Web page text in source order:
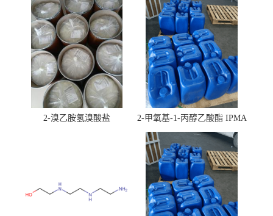
2-溴乙胺氢溴酸盐 2-甲氧基-1-丙醇乙酸酯 IPMA